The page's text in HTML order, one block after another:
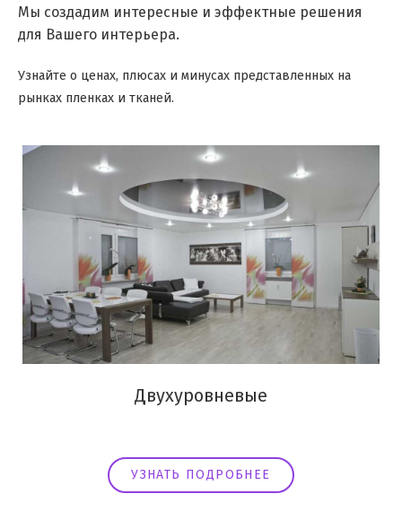
Мы создадим интересные и эффектные решения
для Вашего интерьера.
Узнайте о ценах, плюсах и минусах представленных на
рынках пленках и тканей.
Двухуровневые
УЗНАТЬ ПОДРОБНЕЕ